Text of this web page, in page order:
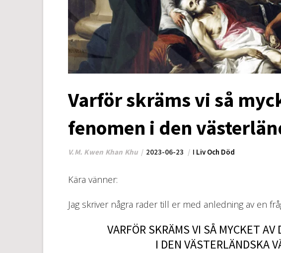
Varför skräms vi så
fenomen i den
V.M. Kwen Khan Khu 2023-06-23 I Liv Och Död
Kära vänner:
Jag skriver några rader till er med anledning av en
VARFÖR SKRÄMS VI SÅ MYCKET AV
I DEN VÄSTERLÄNDSKA